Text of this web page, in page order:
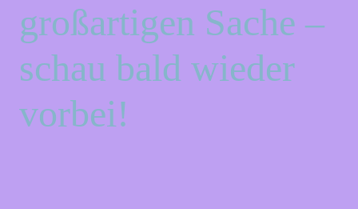
großartigen Sache –
schau bald wieder
vorbei!